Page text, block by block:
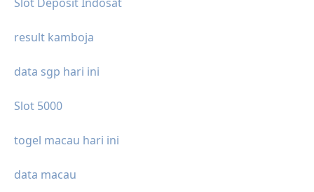
result kamboja
data sgp hari ini
Slot 5000
togel macau hari ini
data macau